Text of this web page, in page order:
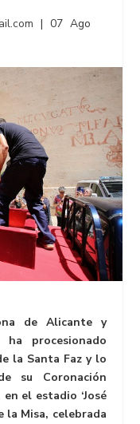
| 07 Ago
de Alicante y
ha procesionado
la Santa Faz y lo
su Coronación
el estadio ‘José
la Misa, celebrada